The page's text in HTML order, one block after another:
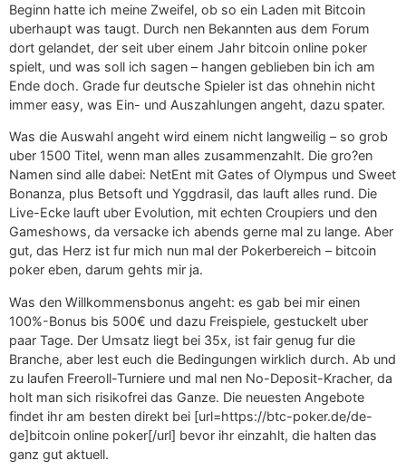
Beginn hatte ich meine Zweifel, ob so ein Laden mit Bitcoin
uberhaupt was taugt. Durch nen Bekannten aus dem Forum
dort gelandet, der seit uber einem Jahr bitcoin online poker
spielt, und was soll ich sagen – hangen geblieben bin ich am
Ende doch. Grade fur deutsche Spieler ist das ohnehin nicht
immer easy, was Ein- und Auszahlungen angeht, dazu spater.
Was die Auswahl angeht wird einem nicht langweilig – so grob
uber 1500 Titel, wenn man alles zusammenzahlt. Die gro?en
Namen sind alle dabei: NetEnt mit Gates of Olympus und Sweet
Bonanza, plus Betsoft und Yggdrasil, das lauft alles rund. Die
Live-Ecke lauft uber Evolution, mit echten Croupiers und den
Gameshows, da versacke ich abends gerne mal zu lange. Aber
gut, das Herz ist fur mich nun mal der Pokerbereich – bitcoin
poker eben, darum gehts mir ja.
Was den Willkommensbonus angeht: es gab bei mir einen
100%-Bonus bis 500€ und dazu Freispiele, gestuckelt uber
paar Tage. Der Umsatz liegt bei 35x, ist fair genug fur die
Branche, aber lest euch die Bedingungen wirklich durch. Ab und
zu laufen Freeroll-Turniere und mal nen No-Deposit-Kracher, da
holt man sich risikofrei das Ganze. Die neuesten Angebote
findet ihr am besten direkt bei [url=https://btc-poker.de/de-
de]bitcoin online poker[/url] bevor ihr einzahlt, die halten das
ganz gut aktuell.